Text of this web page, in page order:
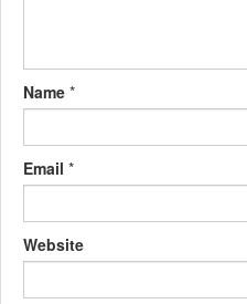
Name *
Email *
Website